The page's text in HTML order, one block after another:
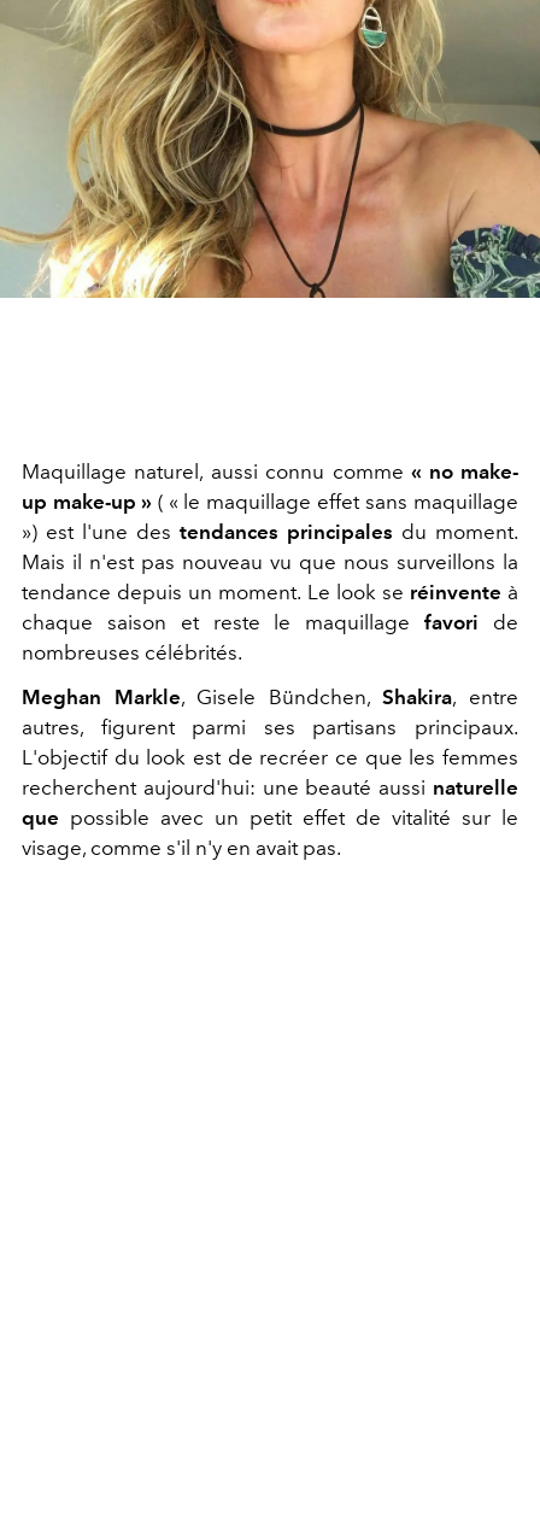
Maquillage naturel, aussi connu comme« no make-
up make-up » ( « le maquillage effet sans maquillage
») est l'une des tendances principales du moment.
Mais il n'est pas nouveau vu que nous surveillons la
tendance depuis un moment. Le look se réinvente à
chaque saison et reste le maquillagefavori de
nombreuses célébrités.
Meghan Markle, Gisele Bündchen,Shakira, entre
autres, figurent parmi ses partisans principaux.
L'objectif du look est de recréer ce que les femmes
recherchent aujourd'hui: une beauté aussi naturelle
que possible avec un petit effet de vitalité sur le
visage, comme s'il n'y en avait pas.